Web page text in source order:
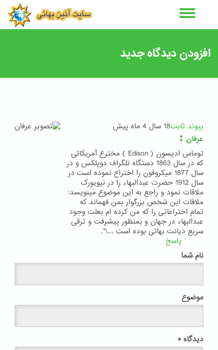
افزودن دیدگاه جدید
پیوند ثابت18 سال 4 ماه پیش
عرفان :
توماس ادیسون ( Edison ) مخترع آمریکائی
که در سال 1863 دستگاه تلگراف دوپلکس و در
سال 1877 میکروفون را اختراع نموده است در
سال 1912 حضرت عبدالبهاء را در نیویورک
ملاقات نمود و راجع به این موضوع مینویسد:
ملاقات این شخص بزرگوار بمن فهماند که
تمام اختراعاتی را که من کرده ام بعلت وجود
عبدالبهاء در جهان و بمنظور پیشرفت و ترقی
سریع دیانت بهائی بوده است ...\".
پاسخ
نام شما
موضوع
دیدگاه *